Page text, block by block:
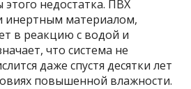
недостатка. ПВХ
инертным материалом,
в реакцию с водой и
что система не
даже спустя десятки лет
повышенной влажности.